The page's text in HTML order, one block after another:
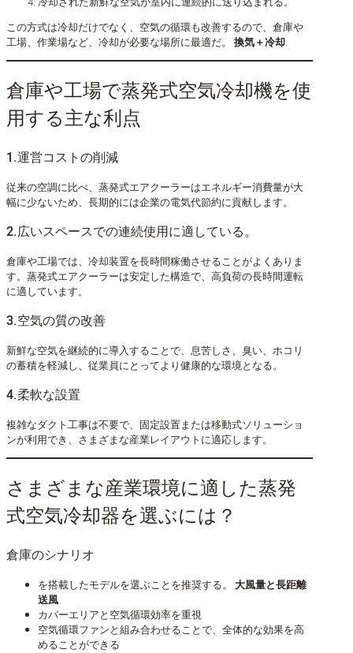
この方式は冷却だけでなく、空気の循環も改善するので、倉庫や
工場、作業場など、冷却が必要な場所に最適だ。 換気＋冷却.
倉庫や工場で蒸発式空気冷却機を使
用する主な利点
1.運営コストの削減
従来の空調に比べ、蒸発式エアクーラーはエネルギー消費量が大
幅に少ないため、長期的には企業の電気代節約に貢献します。
2.広いスペースでの連続使用に適している。
倉庫や工場では、冷却装置を長時間稼働させることがよくありま
す。蒸発式エアクーラーは安定した構造で、高負荷の長時間運転
に適しています。
3.空気の質の改善
新鮮な空気を継続的に導入することで、息苦しさ、臭い、ホコリ
の蓄積を軽減し、従業員にとってより健康的な環境となる。
4.柔軟な設置
複雑なダクト工事は不要で、固定設置または移動式ソリューショ
ンが利用でき、さまざまな産業レイアウトに適応します。
さまざまな産業環境に適した蒸発
式空気冷却器を選ぶには？
倉庫のシナリオ
を搭載したモデルを選ぶことを推奨する。 大風量と長距離
送風
カバーエリアと空気循環効率を重視
空気循環ファンと組み合わせることで、全体的な効果を高
めることができる